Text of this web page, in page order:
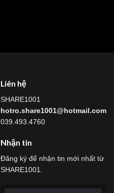
Liên hệ
SHARE1001
hotro.share1001@hotmail.com
039.493.4760
Nhận tin
Đăng ký để nhận tin mới nhất từ
SHARE1001.